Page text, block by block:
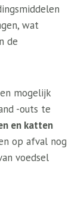
wat
de
mogelijk
-outs te
en katten
op afval nog
voedsel